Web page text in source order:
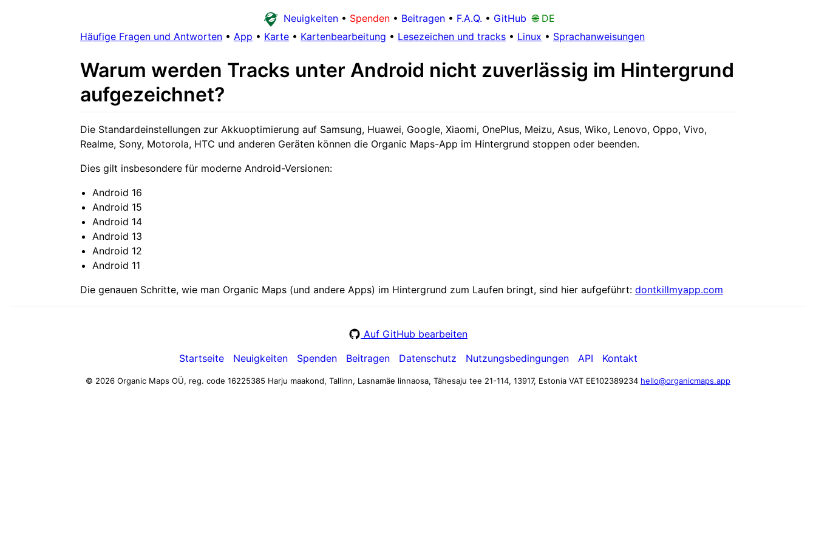
Neuigkeiten • Spenden • Beitragen • F.A.Q. • GitHub 🌐 DE
Häufige Fragen und Antworten • App • Karte • Kartenbearbeitung • Lesezeichen und tracks • Linux • Sprachanweisungen
Warum werden Tracks unter Android nicht zuverlässig im Hintergrund
aufgezeichnet?
Die Standardeinstellungen zur Akkuoptimierung auf Samsung, Huawei, Google, Xiaomi, OnePlus, Meizu, Asus, Wiko, Lenovo, Oppo, Vivo,
Realme, Sony, Motorola, HTC und anderen Geräten können die Organic Maps-App im Hintergrund stoppen oder beenden.
Dies gilt insbesondere für moderne Android-Versionen:
Android 16
Android 15
Android 14
Android 13
Android 12
Android 11
Die genauen Schritte, wie man Organic Maps (und andere Apps) im Hintergrund zum Laufen bringt, sind hier aufgeführt: dontkillmyapp.com
Auf GitHub bearbeiten
Startseite
Neuigkeiten Spenden Beitragen Datenschutz Nutzungsbedingungen API Kontakt
© 2026 Organic Maps OÜ, reg. code 16225385 Harju maakond, Tallinn, Lasnamäe linnaosa, Tähesaju tee 21-114, 13917, Estonia VAT EE102389234 hello@organicmaps.app